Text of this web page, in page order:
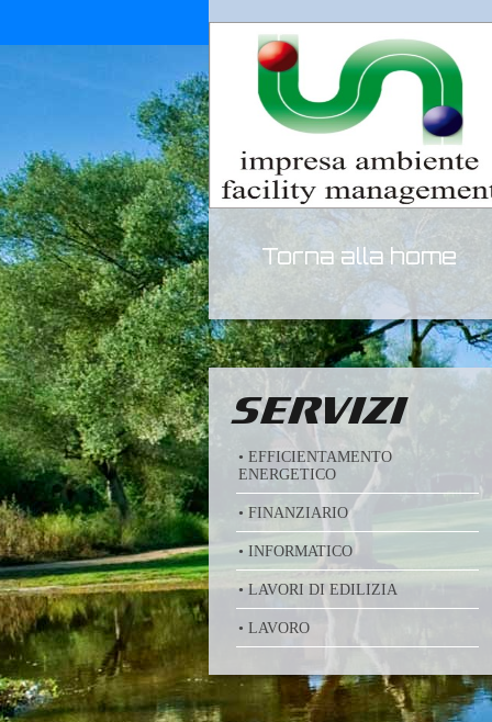
Torna alla home
SERVIZI
• EFFICIENTAMENTO
ENERGETICO
• FINANZIARIO
• INFORMATICO
• LAVORI DI EDILIZIA
• LAVORO